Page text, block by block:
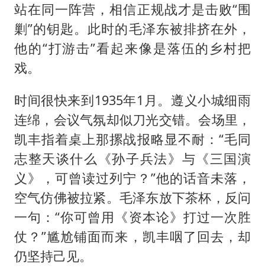
站在同一阵营，相信正规战才是击败“围
剿”的钥匙。此时的毛泽东被排挤在外，
他的“打游击”看起来像是落伍的乡村把
戏。
时间很快来到1935年1月。遵义小城细雨
连绵，会议气氛却似刀光交错。会场里，
凯丰指着桌上那摞战报略显不耐：“毛同
志整天谈什么《孙子兵法》与《三国演
义》，可曾读过列宁？”他的话音未落，
空气仿佛被拉紧。毛泽东放下茶杯，反问
一句：“你可曾用《资本论》打过一次胜
仗？”尴尬铺面而来，凯丰咽了回去，却
仍坚持己见。